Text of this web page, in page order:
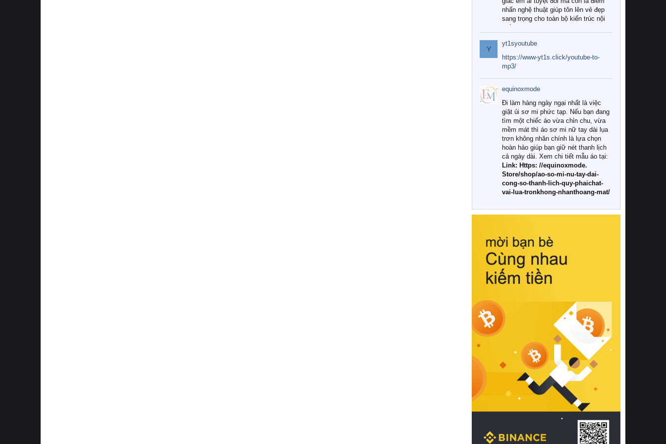
nhấn nghệ thuật giúp tôn lên vẻ đẹp
sang trọng cho toàn bộ kiến trúc nội
Tuy nhiên, giữa thị trường đa dạng
với vô vàn thương hiệu và mẫu mã
như hiện nay, làm thế nào để chọn
được những bộ chăn ga gối đệm cao
cấp thực sự chất lượng, phù hợp với
khí hậu và nhu cầu sử dụng của gia
đình? Hãy cùng chúng tôi đi tìm lời
giải đáp chi tiết qua bài viết dưới đây.
1. Tại sao các gia đình hiện đại lại ưa
chuộng chăn ga gối đệm cao cấp?
Khác với các dòng sản phẩm thông
thường, những bộ chăn ga gối đệm
cao cấp trải qua quy trình sản xuất
nghiêm ngặt từ khâu chọn lọc nguyên
liệu tự nhiên đến công nghệ dệt
nhuộm hiện đại không chứa hóa chất
này, bạn sẽ cảm nhận rõ rệt sự khác
hồi chuẩn xác của phần đệm nâng đỡ
cột sống.
Bên cạnh đó, việc lựa chọn các dòng
sản phẩm đạt chuẩn chất lượng quốc
tế còn giúp ngăn ngừa tình trạng kích
khuẩn và nấm mốc trong điều kiện
thời tiết nóng ẩm. Bạn có thể tìm hiểu
thêm các nghiên cứu khoa học về tác
động của giấc ngủ và môi trường
phòng ngủ đối với sức khỏe con
người tại Sleep Foundation (External
Link) để có cái nhìn toàn diện hơn.
2. Các tiêu chí vàng khi lựa chọn
chăn ga gối đệm cao cấp cho phòng
ngủ
Để sở hữu một bộ chăn ga gối đệm
cao cấp hoàn hảo cả về thẩm mỹ lẫn
công năng, người tiêu dùng cần cân
nhắc kỹ lưỡng các tiêu chí quan trọng
Y
yt1syoutube
https://www-yt1s.click/youtube-to-
mp3/
equinoxmode
Đi làm hàng ngày ngại nhất là việc
giặt ủi sơ mi phức tạp. Nếu bạn đang
tìm một chiếc áo vừa chỉn chu, vừa
mềm mát thì áo sơ mi nữ tay dài lụa
trơn không nhăn chính là lựa chọn
hoàn hảo giúp bạn giữ nét thanh lịch
cả ngày dài. Xem chi tiết mẫu áo tại:
Link: Https: //equinoxmode.
Store/shop/ao-so-mi-nu-tay-dai-
cong-so-thanh-lich-quy-phaichat-
vai-lua-tronkhong-nhanthoang-mat/